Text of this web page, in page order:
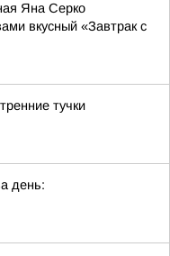
Яна Серко
вкусный «Завтрак с
тучки
день: